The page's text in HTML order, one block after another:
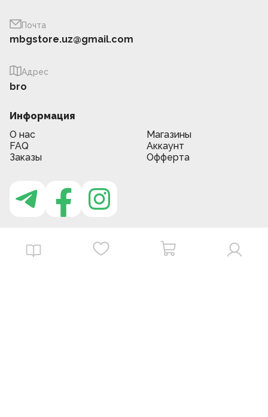
Почта
mbgstore.uz@gmail.com
Адрес
bro
Информация
О нас
Магазины
FAQ
Аккаунт
Заказы
Офферта
Приложение MBG store